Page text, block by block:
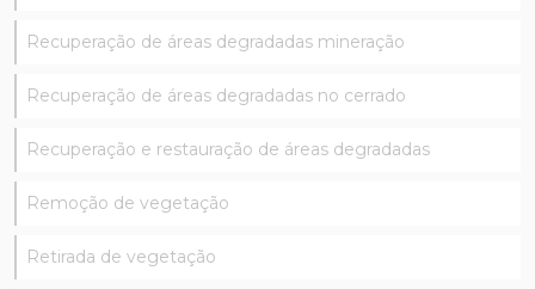
Recuperação de áreas degradadas mineração
Recuperação de áreas degradadas no cerrado
Recuperação e restauração de áreas degradadas
Remoção de vegetação
Retirada de vegetação